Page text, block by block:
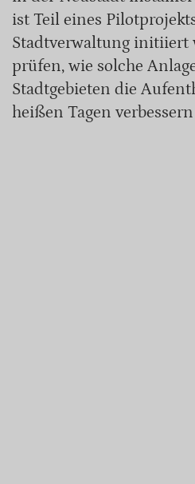
ist Teil eines
Stadtverwaltung initiiert
prüfen, wie solche
Stadtgebieten die
heißen Tagen